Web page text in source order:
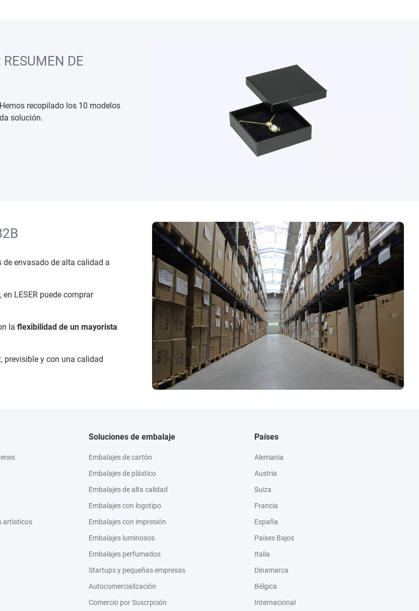
DE
recopilado los 10 modelos
solución.
envasado de alta calidad a
LESER puede comprar
la flexibilidad de un mayorista
previsible y con una calidad
artísticos
Soluciones de embalaje
Embalajes de cartón
Embalajes de plástico
Embalajes de alta calidad
Embalajes con logotipo
Embalajes con impresión
Embalajes luminosos
Embalajes perfumados
Startups y pequeñas empresas
Autocomercialización
Comercio por Suscrpción
Países
Alemania
Austria
Suiza
Francia
España
Países Bajos
Italia
Dinamarca
Bélgica
Internacional